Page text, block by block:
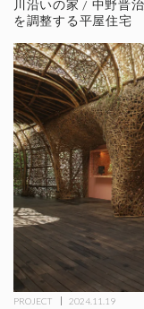
川沿いの家 / 中野晋
を調整する平屋住宅
PROJECT 2024.11.19